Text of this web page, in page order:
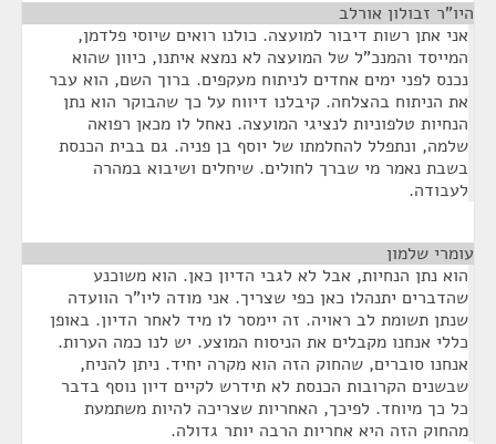
היו"ר זבולון אורלב
אני אתן רשות דיבור למועצה. כולנו רואים שיוסי פלדמן,
המייסד והמנכ"ל של המועצה לא נמצא איתנו, כיוון שהוא
נכנס לפני ימים אחדים לניתוח מעקפים. ברוך השם, הוא עבר
את הניתוח בהצלחה. קיבלנו דיווח על כך שהבוקר הוא נתן
הנחיות טלפוניות לנציגי המועצה. נאחל לו מכאן רפואה
שלמה, ונתפלל להחלמתו של יוסף בן פניה. גם בבית הכנסת
בשבת נאמר מי שברך לחולים. שיחלים ושיבוא במהרה
לעבודה.
עומרי שלמון
הוא נתן הנחיות, אבל לא לגבי הדיון כאן. הוא משוכנע
שהדברים יתנהלו כאן כפי שצריך. אני מודה ליו"ר הוועדה
שנתן תשומת לב ראויה. זה יימסר לו מיד לאחר הדיון. באופן
כללי אנחנו מקבלים את הניסוח המוצע. יש לנו כמה הערות.
אנחנו סוברים, שהחוק הזה הוא מקרה יחיד. ניתן להניח,
שבשנים הקרובות הכנסת לא תידרש לקיים דיון נוסף בדבר
כל כך מיוחד. לפיכך, האחריות שצריכה להיות משתמעת
מהחוק הזה היא אחריות הרבה יותר גדולה.